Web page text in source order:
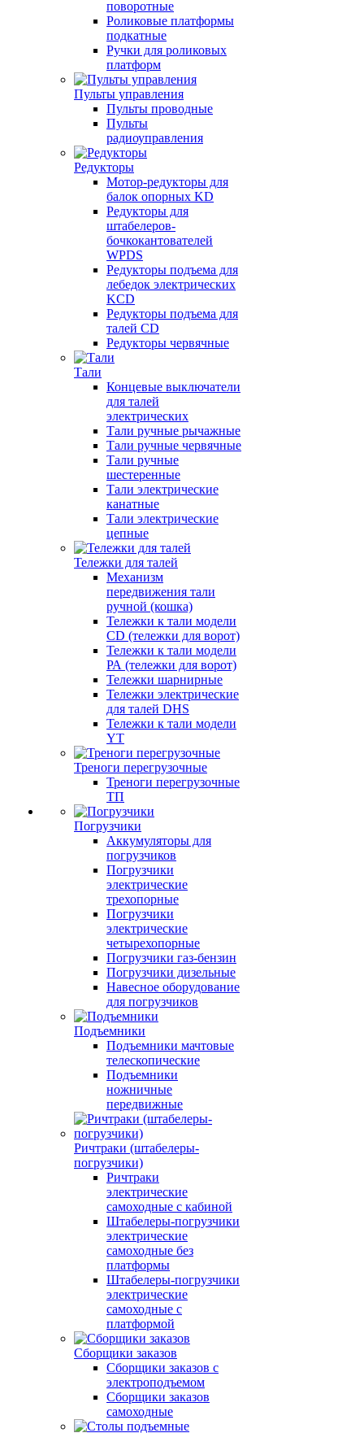
поворотные
Роликовые платформы
подкатные
Ручки для роликовых
платформ
Пульты управления
Пульты проводные
Пульты
радиоуправления
Редукторы
Мотор-редукторы для
балок опорных KD
Редукторы для
штабелеров-
бочкокантователей
WPDS
Редукторы подъема для
лебедок электрических
KCD
Редукторы подъема для
талей CD
Редукторы червячные
Тали
Концевые выключатели
для талей
электрических
Тали ручные рычажные
Тали ручные червячные
Тали ручные
шестеренные
Тали электрические
канатные
Тали электрические
цепные
Тележки для талей
Механизм
передвижения тали
ручной (кошка)
Тележки к тали модели
CD (тележки для ворот)
Тележки к тали модели
РА (тележки для ворот)
Тележки шарнирные
Тележки электрические
для талей DHS
Тележки к тали модели
YT
Треноги перегрузочные
Треноги перегрузочные
ТП
Погрузчики
Аккумуляторы для
погрузчиков
Погрузчики
электрические
трехопорные
Погрузчики
электрические
четырехопорные
Погрузчики газ-бензин
Погрузчики дизельные
Навесное оборудование
для погрузчиков
Подъемники
Подъемники мачтовые
телескопические
Подъемники
ножничные
передвижные
Ричтраки (штабелеры-
погрузчики)
Ричтраки
электрические
самоходные с кабиной
Штабелеры-погрузчики
электрические
самоходные без
платформы
Штабелеры-погрузчики
электрические
самоходные с
платформой
Сборщики заказов
Сборщики заказов с
электроподъемом
Сборщики заказов
самоходные